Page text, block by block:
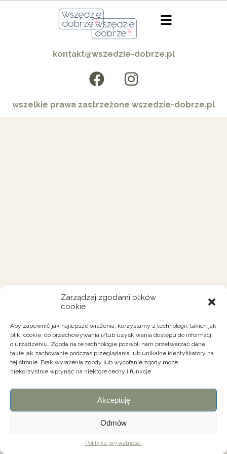
Zarządzaj zgodami plików
cookie
Aby zapewnić jak najlepsze wrażenia, korzystamy z technologii, takich jak
pliki cookie, do przechowywania i/lub uzyskiwania dostępu do informacji
o urządzeniu. Zgoda na te technologie pozwoli nam przetwarzać dane,
takie jak zachowanie podczas przeglądania lub unikalne identyfikatory na
tej stronie. Brak wyrażenia zgody lub wycofanie zgody może
niekorzystnie wpłynąć na niektóre cechy i funkcje.
Akceptuję
Odmów
Polityka prywatności
kontakt@wszedzie-dobrze.pl
wszelkie prawa zastrzeżone wszedzie-dobrze.pl